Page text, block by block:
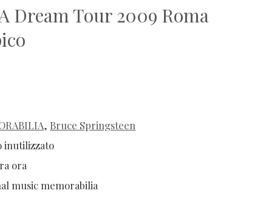
Dream Tour 2009 Roma
, Bruce Springsteen
inutilizzato
ora
music memorabilia